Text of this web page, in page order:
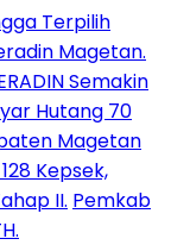
Terpilih
Magetan.
Semakin
Hutang 70
Magetan
Kepsek,
II. Pemkab